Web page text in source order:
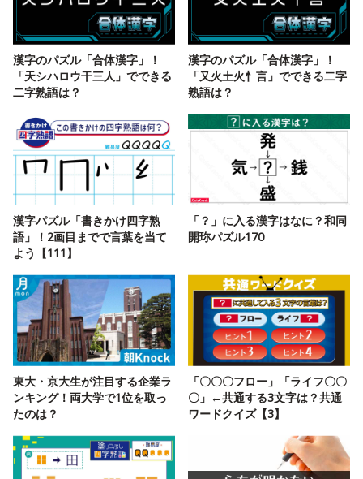
漢字のパズル「合体漢字」！
「天シハロウ干三人」でできる
二字熟語は？
漢字のパズル「合体漢字」！
「又火土火忄言」でできる二字
熟語は？
漢字パズル「書きかけ四字熟
語」！2画目までで言葉を当て
よう【111】
「？」に入る漢字はなに？和同
開珎パズル170
東大・京大生が注目する企業ラ
ンキング！両大学で1位を取っ
たのは？
「〇〇〇フロー」「ライフ〇〇
〇」←共通する3文字は？共通
ワードクイズ【3】